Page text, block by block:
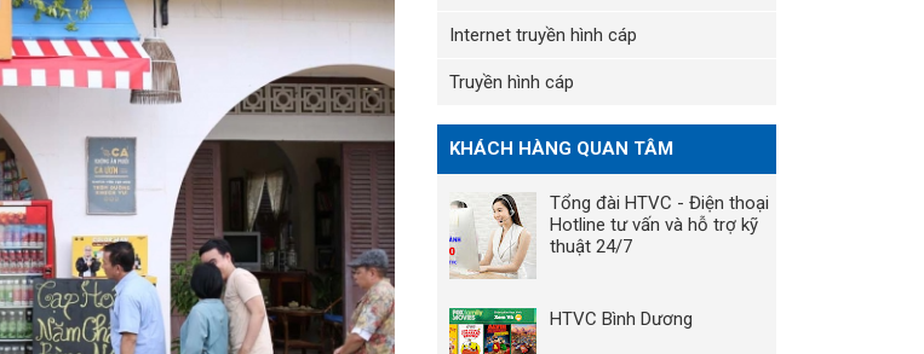
Internet truyền hình cáp
Truyền hình cáp
KHÁCH HÀNG QUAN TÂM
Tổng đài HTVC - Điện thoại
Hotline tư vấn và hỗ trợ kỹ
thuật 24/7
HTVC Bình Dương